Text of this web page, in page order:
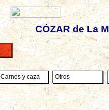
Carnes y caza Otros
CÓZAR de La